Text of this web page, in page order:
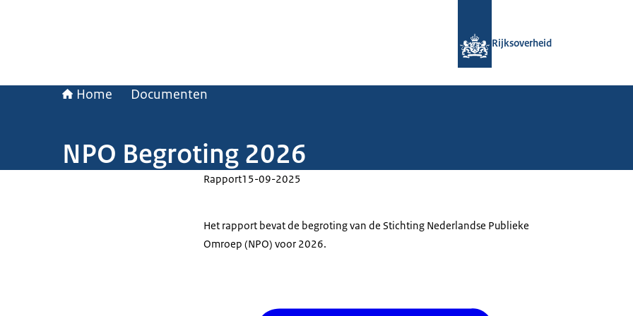
Rijksoverheid
Home Documenten
NPO Begroting 2026
Rapport15-09-2025
Het rapport bevat de begroting van de Stichting Nederlandse Publieke
Omroep (NPO) voor 2026.